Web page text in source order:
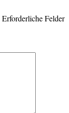
Erforderliche Felder